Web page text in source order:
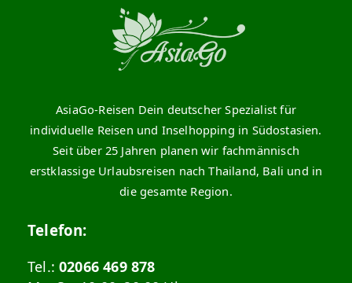
AsiaGo-Reisen Dein deutscher Spezialist für
individuelle Reisen und Inselhopping in Südostasien.
Seit über 25 Jahren planen wir fachmännisch
erstklassige Urlaubsreisen nach Thailand, Bali und in
die gesamte Region.
Telefon:
Tel.:02066 469 878